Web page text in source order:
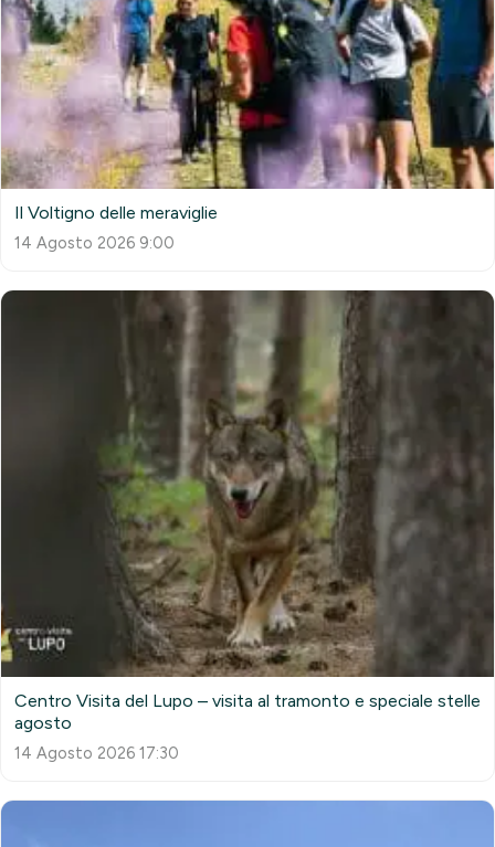
Il Voltigno delle meraviglie
14 Agosto 2026 9:00
Centro Visita del Lupo – visita al tramonto e speciale stelle
agosto
14 Agosto 2026 17:30